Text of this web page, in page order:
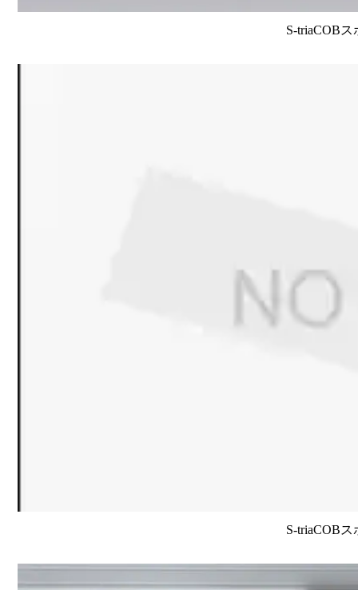
S-triaCOB
S-triaCOB